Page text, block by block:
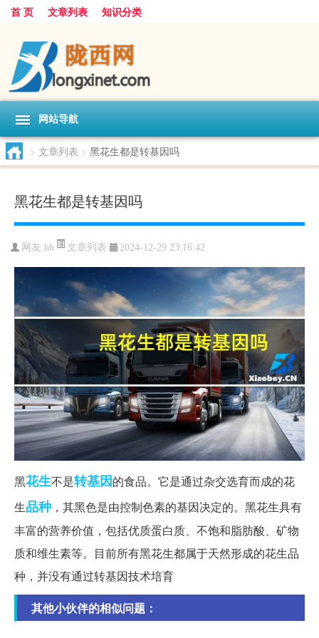
首 页 文章列表 知识分类
网站导航
> 文章列表 > 黑花生都是转基因吗
黑花生都是转基因吗
网友:hh 文章列表 2024-12-29 23:16:42
黑花生不是转基因的食品。它是通过杂交选育而成的花
生品种 ，其黑色是由控制色素的基因决定的。黑花生具有
丰富的营养价值，包括优质蛋白质、不饱和脂肪酸、矿物
质和维生素等。目前所有黑花生都属于天然形成的花生品
种，并没有通过转基因技术培育
其他小伙伴的相似问题：